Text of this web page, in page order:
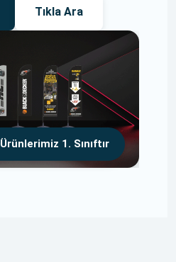
Tıkla Ara
Ürünlerimiz 1. Sınıftır